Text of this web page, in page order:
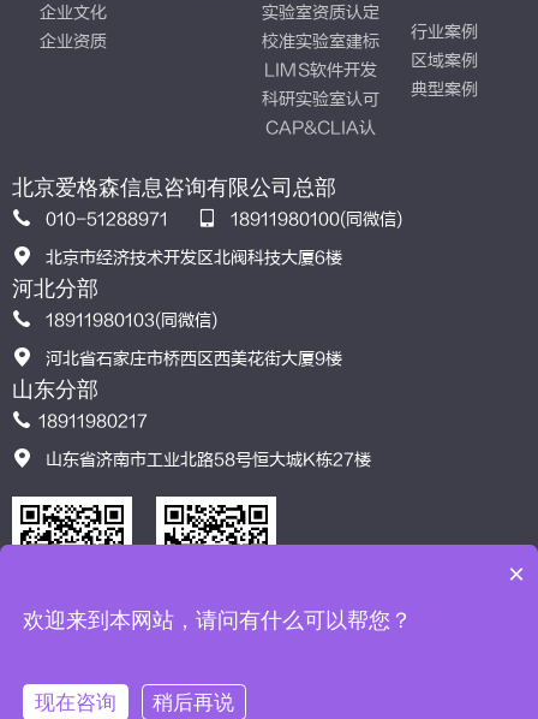
企业文化
企业资质
实验室资质认定
校准实验室建标
LIMS软件开发
科研实验室认可
CAP&CLIA认
行业案例
区域案例
典型案例
北京爱格森信息咨询有限公司总部
010-51288971
18911980100(同微信)
北京市经济技术开发区北阀科技大厦6楼
河北分部
18911980103(同微信)
河北省石家庄市桥西区西美花街大厦9楼
山东分部
18911980217
山东省济南市工业北路58号恒大城K栋27楼
北京爱格森信息咨询有限公司©版权所有
×
欢迎来到本网站，请问有什么可以帮您？
现在咨询 稍后再说